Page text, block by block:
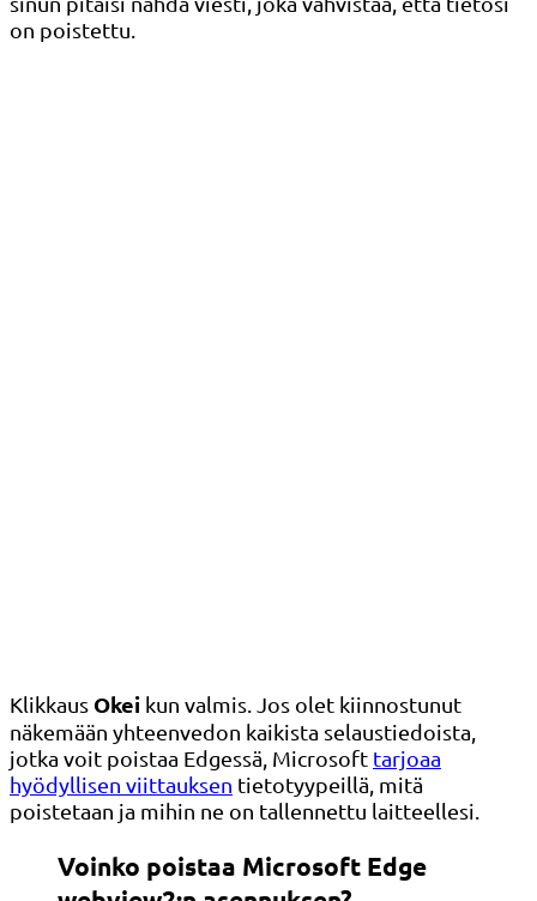
on poistettu.
Klikkaus Okei kun valmis. Jos olet kiinnostunut
näkemään yhteenvedon kaikista selaustiedoista,
jotka voit poistaa Edgessä, Microsoft tarjoaa
hyödyllisen viittauksen tietotyypeillä, mitä
poistetaan ja mihin ne on tallennettu laitteellesi.
Voinko poistaa Microsoft Edge